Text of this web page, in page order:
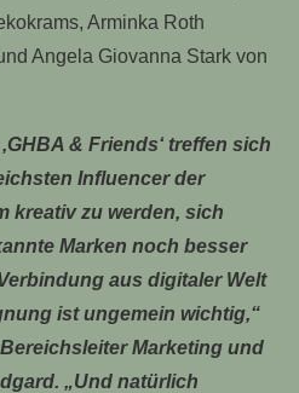
Arminka Roth
Angela Giovanna Stark von
& Friends‘ treffen sich
Influencer der
kreativ zu werden, sich
Marken noch besser
aus digitaler Welt
ist ungemein wichtig,“
Marketing und
„Und natürlich